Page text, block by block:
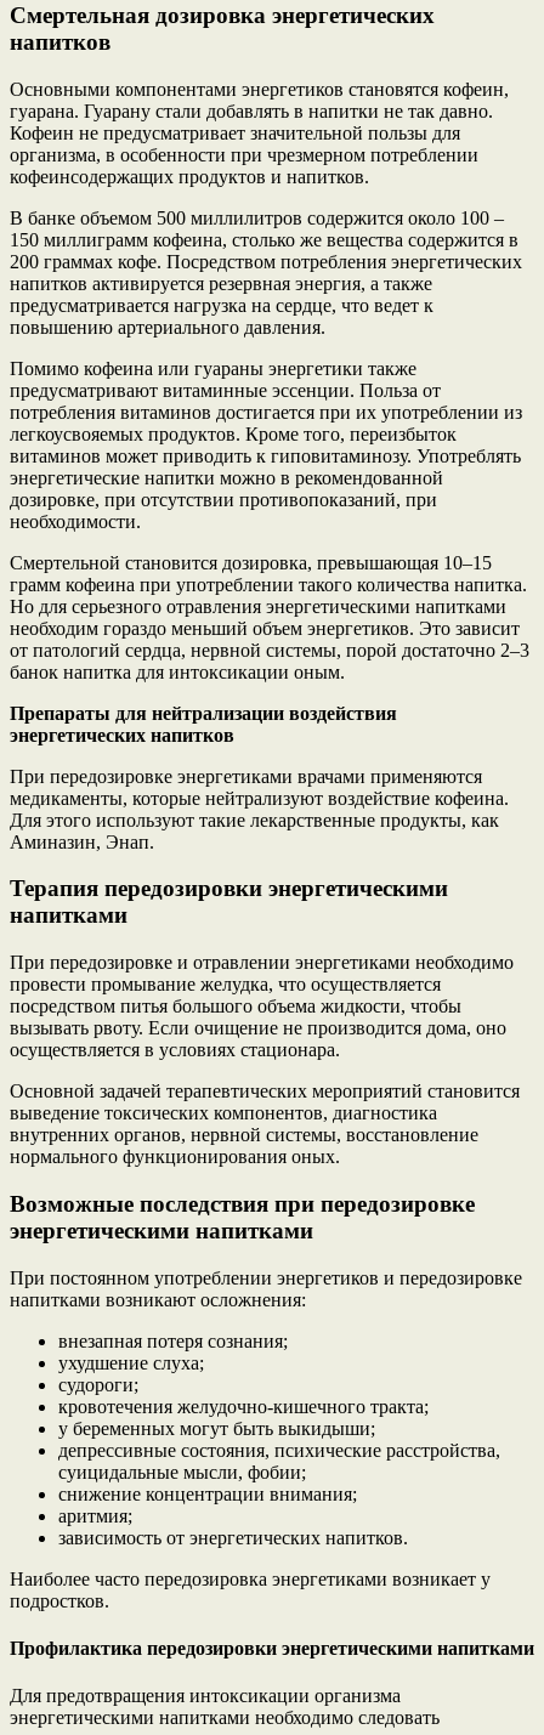
Смертельная дозировка энергетических
напитков
Основными компонентами энергетиков становятся кофеин,
гуарана. Гуарану стали добавлять в напитки не так давно.
Кофеин не предусматривает значительной пользы для
организма, в особенности при чрезмерном потреблении
кофеинсодержащих продуктов и напитков.
В банке объемом 500 миллилитров содержится около 100 –
150 миллиграмм кофеина, столько же вещества содержится в
200 граммах кофе. Посредством потребления энергетических
напитков активируется резервная энергия, а также
предусматривается нагрузка на сердце, что ведет к
повышению артериального давления.
Помимо кофеина или гуараны энергетики также
предусматривают витаминные эссенции. Польза от
потребления витаминов достигается при их употреблении из
легкоусвояемых продуктов. Кроме того, переизбыток
витаминов может приводить к гиповитаминозу. Употреблять
энергетические напитки можно в рекомендованной
дозировке, при отсутствии противопоказаний, при
необходимости.
Смертельной становится дозировка, превышающая 10–15
грамм кофеина при употреблении такого количества напитка.
Но для серьезного отравления энергетическими напитками
необходим гораздо меньший объем энергетиков. Это зависит
от патологий сердца, нервной системы, порой достаточно 2–3
банок напитка для интоксикации оным.
Препараты для нейтрализации воздействия
энергетических напитков
При передозировке энергетиками врачами применяются
медикаменты, которые нейтрализуют воздействие кофеина.
Для этого используют такие лекарственные продукты, как
Аминазин, Энап.
Терапия передозировки энергетическими
напитками
При передозировке и отравлении энергетиками необходимо
провести промывание желудка, что осуществляется
посредством питья большого объема жидкости, чтобы
вызывать рвоту. Если очищение не производится дома, оно
осуществляется в условиях стационара.
Основной задачей терапевтических мероприятий становится
выведение токсических компонентов, диагностика
внутренних органов, нервной системы, восстановление
нормального функционирования оных.
Возможные последствия при передозировке
энергетическими напитками
При постоянном употреблении энергетиков и передозировке
напитками возникают осложнения:
внезапная потеря сознания;
ухудшение слуха;
судороги;
кровотечения желудочно-кишечного тракта;
у беременных могут быть выкидыши;
депрессивные состояния, психические расстройства,
суицидальные мысли, фобии;
снижение концентрации внимания;
аритмия;
зависимость от энергетических напитков.
Наиболее часто передозировка энергетиками возникает у
подростков.
Профилактика передозировки энергетическими напитками
Для предотвращения интоксикации организма
энергетическими напитками необходимо следовать